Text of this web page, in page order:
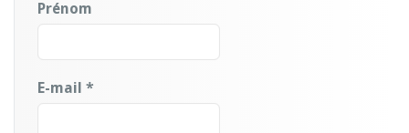
Prénom
E-mail *